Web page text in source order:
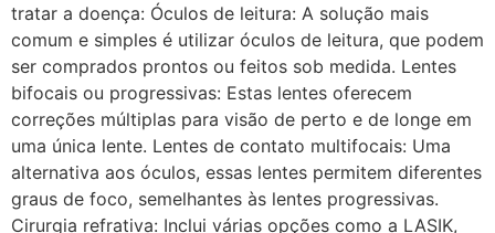
tratar a doença: Óculos de leitura: A solução mais
comum e simples é utilizar óculos de leitura, que podem
ser comprados prontos ou feitos sob medida. Lentes
bifocais ou progressivas: Estas lentes oferecem
correções múltiplas para visão de perto e de longe em
uma única lente. Lentes de contato multifocais: Uma
alternativa aos óculos, essas lentes permitem diferentes
graus de foco, semelhantes às lentes progressivas.
Cirurgia refrativa: Inclui várias opções como a LASIK,